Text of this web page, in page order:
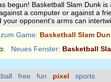
begun! Basketball Slam Dunk
a computer or against a
your opponent’s arms can
zum Game: Basketball Slam
Neues Fenster: Basketball
free fun pixel sports